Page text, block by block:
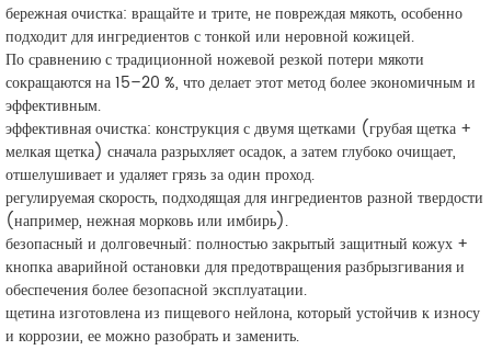
бережная очистка: вращайте и трите, не повреждая мякоть, особенно
подходит для ингредиентов с тонкой или неровной кожицей.
По сравнению с традиционной ножевой резкой потери мякоти
сокращаются на 15–20 %, что делает этот метод более экономичным и
эффективным.
эффективная очистка: конструкция с двумя щетками (грубая щетка +
мелкая щетка) сначала разрыхляет осадок, а затем глубоко очищает,
отшелушивает и удаляет грязь за один проход.
регулируемая скорость, подходящая для ингредиентов разной твердости
(например, нежная морковь или имбирь).
безопасный и долговечный: полностью закрытый защитный кожух +
кнопка аварийной остановки для предотвращения разбрызгивания и
обеспечения более безопасной эксплуатации.
щетина изготовлена из пищевого нейлона, который устойчив к износу
и коррозии, ее можно разобрать и заменить.